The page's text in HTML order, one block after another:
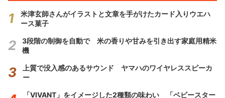
米津玄師さんがイラストと文章を手がけたカード入りウエハ
ース菓子
3段階の制御を自動で 米の香りや甘みを引き出す家庭用精米
機
上質で没入感のあるサウンド ヤマハのワイヤレススピーカ
ー
「VIVANT」をイメージした2種類の味わい 「ベビースター